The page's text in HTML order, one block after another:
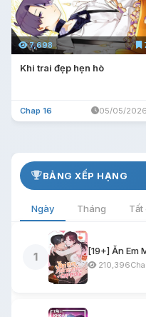
7,698
Khi trai đẹp hẹn hò
Chap 16 05/05/2026
BẢNG XẾP HẠNG
Ngày Tháng Tất
1
[19+] Ăn Em
210,396